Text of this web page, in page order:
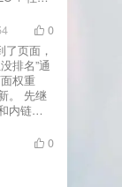
能再当 0
页面，
排名”通
权重
。 先继
内链，
0